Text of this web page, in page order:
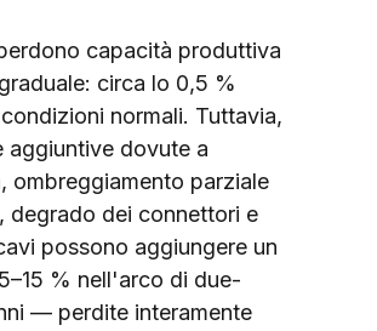
capacità produttiva
circa lo 0,5 %
normali. Tuttavia,
aggiuntive dovute a
ombreggiamento parziale
degrado dei connettori e
possono aggiungere un
% nell'arco di due-
— perdite interamente